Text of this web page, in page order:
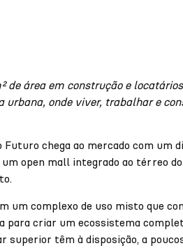
área em construção e
urbana, onde viver, trabalhar e
Futuro chega ao mercado com um
open mall integrado ao térreo
um complexo de uso misto que
para criar um ecossistema
superior têm à disposição, a